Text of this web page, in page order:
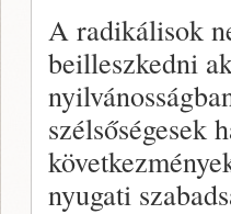
A radikálisok
beilleszkedni
szélsőségesek
nyugati